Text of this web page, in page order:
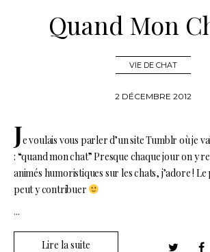
Quand Mon
VIE DE CHAT
2 DÉCEMBRE 2012
Je voulais vous parler d’un site Tumblr où je
: “quand mon chat” Presque chaque jour on y
animés humoristiques sur les chats, j’adore !
peut y contribuer
...
Lire la suite